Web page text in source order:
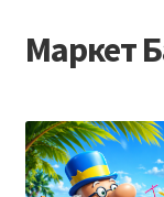
Skip
to
Skip
to
Маркет
Checkout